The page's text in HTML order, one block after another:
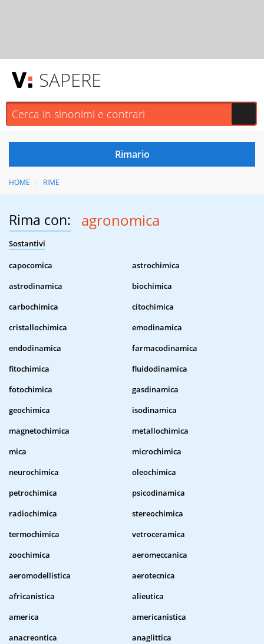
SAPERE
HOME RIME
Rima con: agronomica
Sostantivi
capocomica
astrochimica
astrodinamica
biochimica
carbochimica
citochimica
cristallochimica
emodinamica
endodinamica
farmacodinamica
fitochimica
fluidodinamica
fotochimica
gasdinamica
geochimica
isodinamica
magnetochimica
metallochimica
mica
microchimica
neurochimica
oleochimica
petrochimica
psicodinamica
radiochimica
stereochimica
termochimica
vetroceramica
zoochimica
aeromeccanica
aeromodellistica
aerotecnica
africanistica
alieutica
america
americanistica
anacreontica
anaglittica